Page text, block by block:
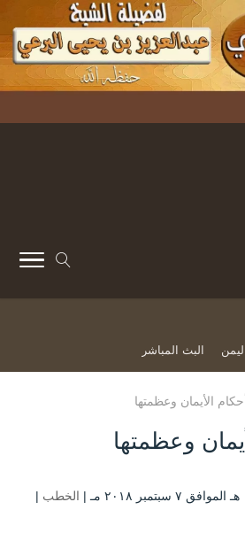
البث المباشر
الأيمان وعظمتها
وعظمتها
الخطب |